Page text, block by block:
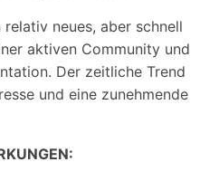
neues, aber schnell
aktiven Community und
Der zeitliche Trend
und eine zunehmende